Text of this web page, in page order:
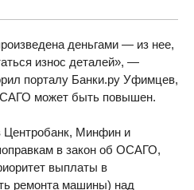
деньгами — из нее,
износ деталей», —
порталу Банки.ру Уфимцев,
может быть повышен.
Центробанк, Минфин и
в закон об ОСАГО,
выплаты в
ремонта машины) над